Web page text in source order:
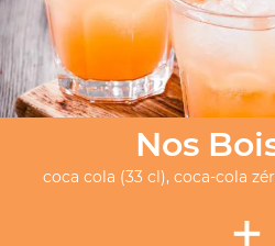
Nos
coca cola (33 cl), coca-cola
+